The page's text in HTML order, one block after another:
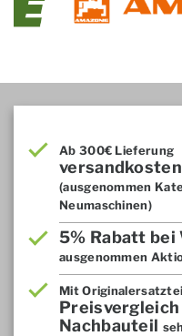
Ab 300€ Lieferung
(ausgenommen
Neumaschinen)
5% Rabatt bei
ausgenommen
Mit
Nachbauteil